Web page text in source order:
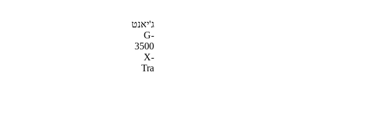
ג'יאנט
G-
3500
X-
Tra